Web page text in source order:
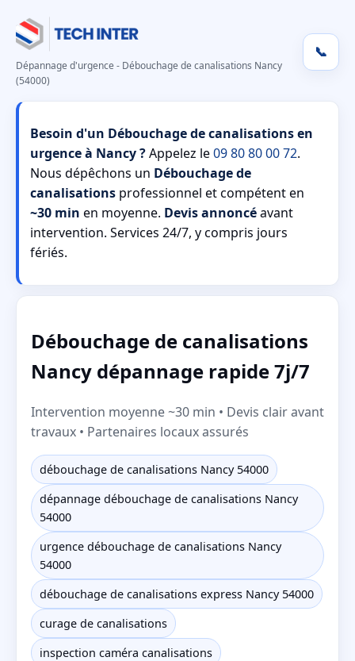
Dépannage d'urgence - Débouchage de canalisations Nancy
(54000)
📞
Besoin d'un Débouchage de canalisations en
urgence à Nancy ?Appelez le09 80 80 00 72.
Nous dépêchons un Débouchage de
canalisations professionnel et compétent en
~30 min en moyenne. Devis annoncéavant
intervention. Services 24/7, y compris jours
fériés.
Débouchage de canalisations
Nancy dépannage rapide 7j/7
Intervention moyenne ~30 min • Devis clair avant
travaux • Partenaires locaux assurés
débouchage de canalisations Nancy 54000
dépannage débouchage de canalisations Nancy
54000
urgence débouchage de canalisations Nancy
54000
débouchage de canalisations express Nancy 54000
curage de canalisations
inspection caméra canalisations